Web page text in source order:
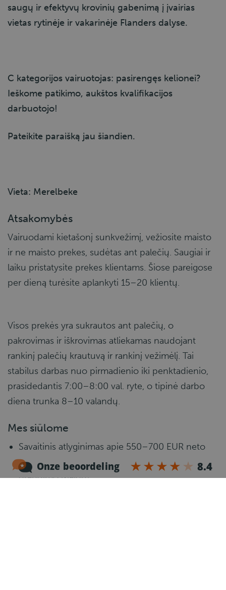
saugų ir efektyvų krovinių gabenimą į įvairias
vietas rytinėje ir vakarinėje Flanders dalyse.
C kategorijos vairuotojas: pasirengęs kelionei?
Ieškome patikimo, aukštos kvalifikacijos
darbuotojo!
Pateikite paraišką jau šiandien.
Vieta: Merelbeke
Atsakomybės
Vairuodami kietašonį sunkvežimį, vežiosite maisto
ir ne maisto prekes, sudėtas ant palečių. Saugiai ir
laiku pristatysite prekes klientams. Šiose pareigose
per dieną turėsite aplankyti 15–20 klientų.
Visos prekės yra sukrautos ant palečių, o
pakrovimas ir iškrovimas atliekamas naudojant
rankinį palečių krautuvą ir rankinį vežimėlį. Tai
stabilus darbas nuo pirmadienio iki penktadienio,
prasidedantis 7:00–8:00 val. ryte, o tipinė darbo
diena trunka 8–10 valandų.
Mes siūlome
Savaitinis atlyginimas apie 550–700 EUR neto
(neįskaitant apgyvendinimo ir sveikatos
draudimo išlaidų)